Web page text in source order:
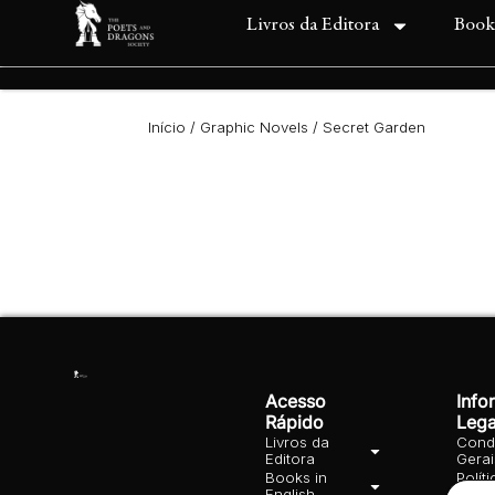
Livros da Editora
Início / Graphic Novels / Secret Garden
Acesso
Rápido
Livros da
Editora
Books in